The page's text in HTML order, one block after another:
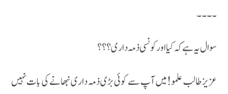
۔۔۔۔
سوال یہ ہے کہ کیا اور کونسی ذمہ داری؟؟؟
عزیز طالب علمو!میں آپ سے کوئی بڑی ذمہ داری نبھانے کی بات نہیں